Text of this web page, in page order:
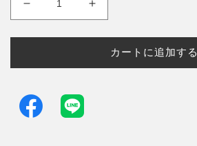
32mm
ラ
ッ
ク
32mm
ラ
カートに追加する